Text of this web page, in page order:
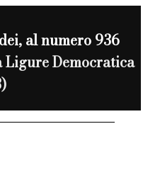
al numero 936
Democratica